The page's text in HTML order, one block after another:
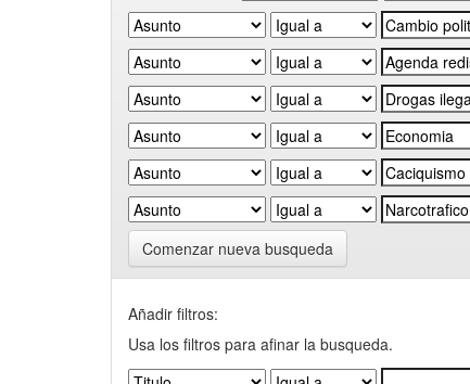
Comenzar nueva busqueda
Añadir filtros:
Usa los filtros para afinar la busqueda.